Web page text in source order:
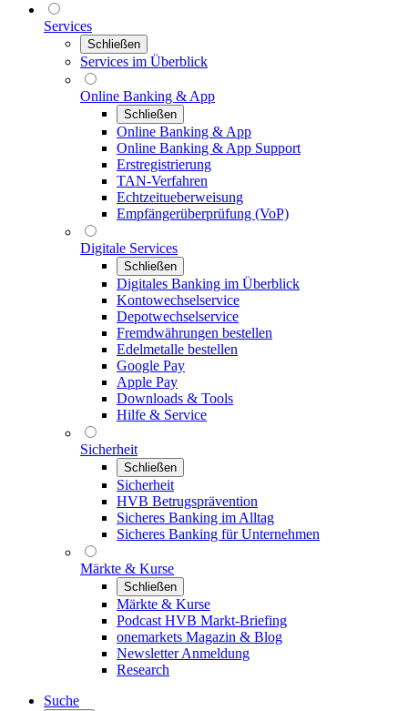
Services
Schließen
Services im Überblick
Online Banking & App
Schließen
Online Banking & App
Online Banking & App Support
Erstregistrierung
TAN-Verfahren
Echtzeitueberweisung
Empfängerüberprüfung (VoP)
Digitale Services
Schließen
Digitales Banking im Überblick
Kontowechselservice
Depotwechselservice
Fremdwährungen bestellen
Edelmetalle bestellen
Google Pay
Apple Pay
Downloads & Tools
Hilfe & Service
Sicherheit
Schließen
Sicherheit
HVB Betrugsprävention
Sicheres Banking im Alltag
Sicheres Banking für Unternehmen
Märkte & Kurse
Schließen
Märkte & Kurse
Podcast HVB Markt-Briefing
onemarkets Magazin & Blog
Newsletter Anmeldung
Research
Suche